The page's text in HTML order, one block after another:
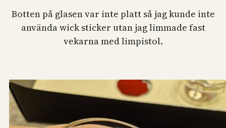
Botten på glasen var inte platt så jag kunde inte
använda wick sticker utan jag limmade fast
vekarna med limpistol.